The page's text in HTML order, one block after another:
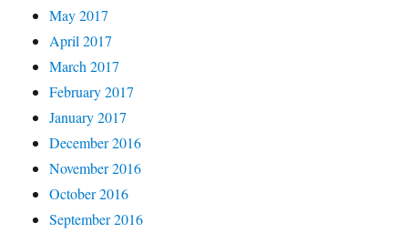
May 2017
April 2017
March 2017
February 2017
January 2017
December 2016
November 2016
October 2016
September 2016